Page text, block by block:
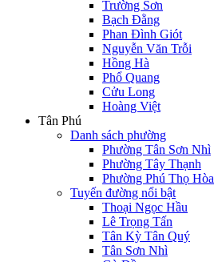
Trường Sơn
Bạch Đằng
Phan Đình Giót
Nguyễn Văn Trỗi
Hồng Hà
Phổ Quang
Cửu Long
Hoàng Việt
Tân Phú
Danh sách phường
Phường Tân Sơn Nhì
Phường Tây Thạnh
Phường Phú Thọ Hòa
Tuyến đường nổi bật
Thoại Ngọc Hầu
Lê Trọng Tấn
Tân Kỳ Tân Quý
Tân Sơn Nhì